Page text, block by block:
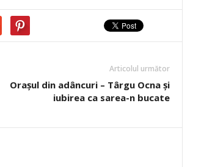
volumul.
Articolul următor
Orașul din adâncuri – Târgu Ocna și
iubirea ca sarea-n bucate